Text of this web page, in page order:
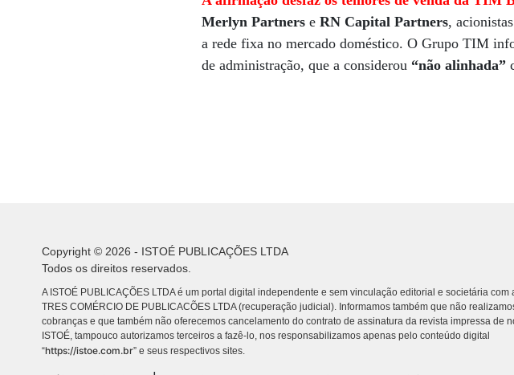
Merlyn Partners e RN Capital Partners,
a rede fixa no mercado doméstico. O Grupo TIM
de administração, que a considerou “não alinhada”
Copyright © 2026 - ISTOÉ PUBLICAÇÕES LTDA
Todos os direitos reservados.
A ISTOÉ PUBLICAÇÕES LTDA é um portal digital independente e sem vinculação editorial e societária com
TRES COMÉRCIO DE PUBLICACÕES LTDA (recuperação judicial). Informamos também que não
cobranças e que também não oferecemos cancelamento do contrato de assinatura da revista impressa de
ISTOÉ, tampouco autorizamos terceiros a fazê-lo, nos responsabilizamos apenas pelo conteúdo digital
“https://istoe.com.br” e seus respectivos sites.